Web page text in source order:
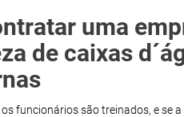
uma
de caixas
funcionários são treinados, e se